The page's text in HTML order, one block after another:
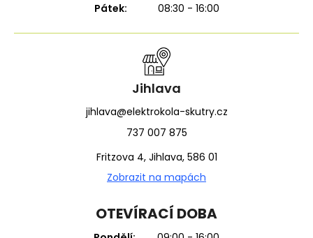
Pátek:
08:30 - 16:00
Jihlava
jihlava@elektrokola-skutry.cz
737 007 875
Fritzova 4, Jihlava, 586 01
Zobrazit na mapách
OTEVÍRACÍ DOBA